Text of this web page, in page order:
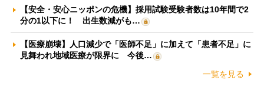
【安全・安心ニッポンの危機】採用試験受験者数は10年間で2
分の1以下に！ 出生数減がも…
【医療崩壊】人口減少で「医師不足」に加えて「患者不足」に
見舞われ地域医療が限界に 今後…
一覧を見る